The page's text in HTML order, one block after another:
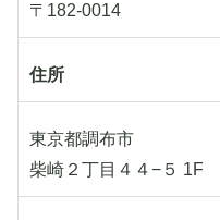
〒182-0014
住所
東京都調布市
柴崎２丁目４４−５ 1F